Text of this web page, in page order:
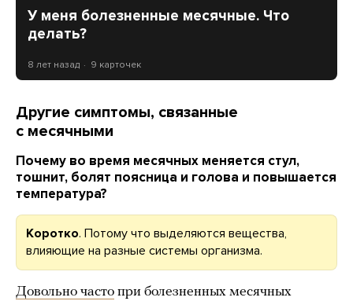
У меня болезненные месячные. Что
делать?
8 лет назад 9 карточек
Другие симптомы, связанные
с месячными
Почему во время месячных меняется стул,
тошнит, болят поясница и голова и повышается
температура?
Коротко. Потому что выделяются вещества,
влияющие на разные системы организма.
Довольно часто при болезненных месячных